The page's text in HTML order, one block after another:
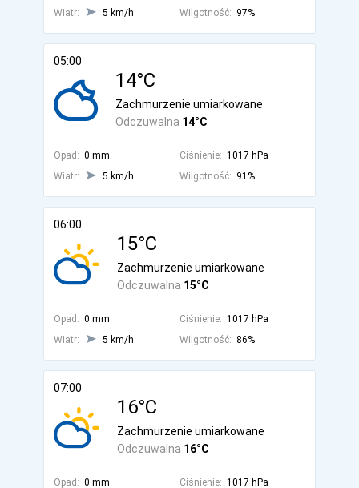
Wiatr:
5 km/h Wilgotność: 97%
05:00
14°C
Odczuwalna 14°C
Zachmurzenie umiarkowane
Opad: 0 mm Ciśnienie: 1017 hPa
Wiatr:
5 km/h Wilgotność: 91%
06:00
15°C
Odczuwalna 15°C
Zachmurzenie umiarkowane
Opad: 0 mm Ciśnienie: 1017 hPa
Wiatr:
5 km/h Wilgotność: 86%
07:00
16°C
Odczuwalna 16°C
Zachmurzenie umiarkowane
Opad: 0 mm Ciśnienie: 1017 hPa